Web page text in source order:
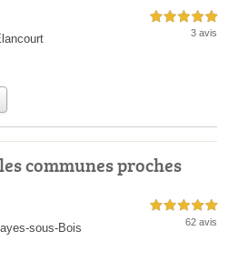
5,0 étoiles sur 5
3 avis
communes proches
sous-Bois
5,0 étoiles sur 5
62 avis